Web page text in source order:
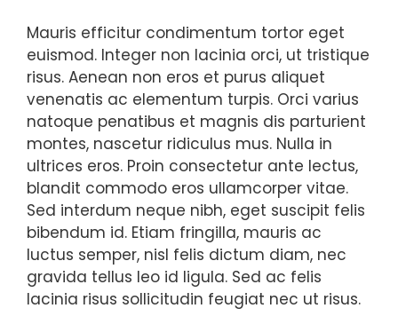
Mauris efficitur condimentum tortor eget
euismod. Integer non lacinia orci, ut tristique
risus. Aenean non eros et purus aliquet
venenatis ac elementum turpis. Orci varius
natoque penatibus et magnis dis parturient
montes, nascetur ridiculus mus. Nulla in
ultrices eros. Proin consectetur ante lectus,
blandit commodo eros ullamcorper vitae.
Sed interdum neque nibh, eget suscipit felis
bibendum id. Etiam fringilla, mauris ac
luctus semper, nisl felis dictum diam, nec
gravida tellus leo id ligula. Sed ac felis
lacinia risus sollicitudin feugiat nec ut risus.